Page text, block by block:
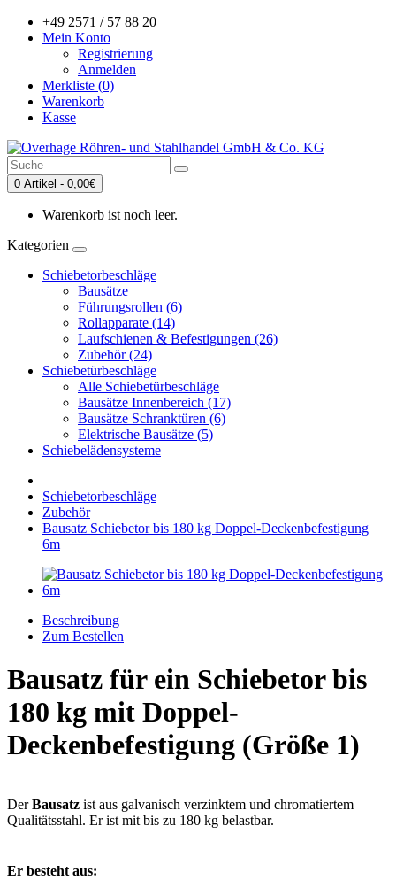
+49 2571 / 57 88 20
Mein Konto
Registrierung
Anmelden
Merkliste (0)
Warenkorb
Kasse
0 Artikel - 0,00€
Warenkorb ist noch leer.
Kategorien
Schiebetorbeschläge
Bausätze
Führungsrollen (6)
Rollapparate (14)
Laufschienen & Befestigungen (26)
Zubehör (24)
Schiebetürbeschläge
Alle Schiebetürbeschläge
Bausätze Innenbereich (17)
Bausätze Schranktüren (6)
Elektrische Bausätze (5)
Schiebelädensysteme
Schiebetorbeschläge
Zubehör
Bausatz Schiebetor bis 180 kg Doppel-Deckenbefestigung
6m
Beschreibung
Zum Bestellen
Bausatz für ein Schiebetor bis
180 kg mit Doppel-
Deckenbefestigung (Größe 1)
DerBausatz ist aus galvanisch verzinktem und chromatiertem
Qualitätsstahl. Er ist mit bis zu 180 kg belastbar.
Er besteht aus: